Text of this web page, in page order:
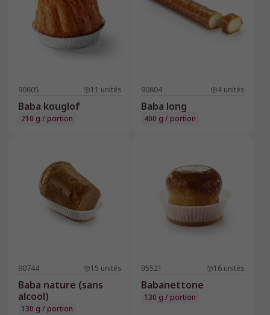
90605 11 unités
Baba kouglof
210 g / portion
90804 4 unités
Baba long
400 g / portion
90744 15 unités
Baba nature (sans
alcool)
130 g / portion
95521 16 unités
Babanettone
130 g / portion